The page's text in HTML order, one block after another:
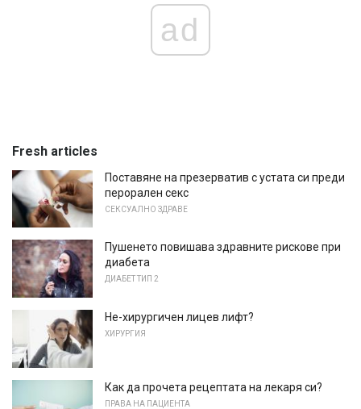
ad
Fresh articles
Поставяне на презерватив с устата си преди
перорален секс
СЕКСУАЛНО ЗДРАВЕ
Пушенето повишава здравните рискове при
диабета
ДИАБЕТ ТИП 2
Не-хирургичен лицев лифт?
ХИРУРГИЯ
Как да прочета рецептата на лекаря си?
ПРАВА НА ПАЦИЕНТА